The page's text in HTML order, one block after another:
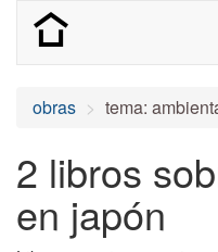
obras tema:
2 libros
en japón